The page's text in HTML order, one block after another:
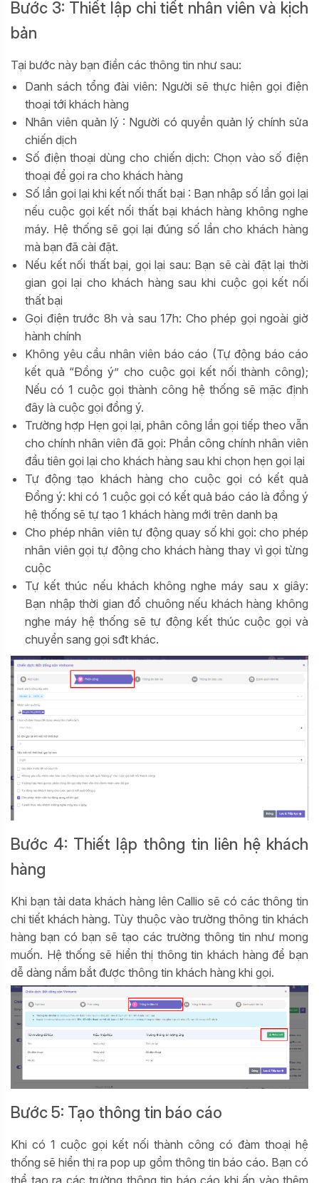
Bước 3: Thiết lập chi tiết nhân viên và kịch
bản
Tại bước này bạn điền các thông tin như sau:
Danh sách tổng đài viên: Người sẽ thực hiện gọi điện
thoại tới khách hàng
Nhân viên quản lý : Người có quyền quản lý chính sửa
chiến dịch
Số điện thoại dùng cho chiến dịch: Chọn vào số điện
thoại để gọi ra cho khách hàng
Số lần gọi lại khi kết nối thất bại : Bạn nhập số lần gọi lại
nếu cuộc gọi kết nối thất bại khách hàng không nghe
máy. Hệ thống sẽ gọi lại đúng số lần cho khách hàng
mà bạn đã cài đặt.
Nếu kết nối thất bại, gọi lại sau: Bạn sẽ cài đặt lại thời
gian gọi lại cho khách hàng sau khi cuộc gọi kết nối
thất bại
Gọi điện trước 8h và sau 17h: Cho phép gọi ngoài giờ
hành chính
Không yêu cầu nhân viên báo cáo (Tự động báo cáo
kết quả “Đồng ý” cho cuộc gọi kết nối thành công);
Nếu có 1 cuộc gọi thành công hệ thống sẽ mặc định
đây là cuộc gọi đồng ý.
Trường hợp Hẹn gọi lại, phân công lần gọi tiếp theo vẫn
cho chính nhân viên đã gọi: Phần công chính nhân viên
đầu tiên gọi lại cho khách hàng sau khi chọn hẹn gọi lại
Tự động tạo khách hàng cho cuộc gọi có kết quả
Đồng ý: khi có 1 cuộc gọi có kết quả báo cáo là đồng ý
hệ thống sẽ tự tạo 1 khách hàng mới trên danh bạ
Cho phép nhân viên tự động quay số khi gọi: cho phép
nhân viên gọi tự động cho khách hàng thay vì gọi từng
cuộc
Tự kết thúc nếu khách không nghe máy sau x giây:
Bạn nhập thời gian đổ chuông nếu khách hàng không
nghe máy hệ thống sẽ tự động kết thúc cuộc gọi và
chuyển sang gọi sđt khác.
Bước 4: Thiết lập thông tin liên hệ khách
hàng
Khi bạn tải data khách hàng lên Callio sẽ có các thông tin
chi tiết khách hàng. Tùy thuộc vào trường thông tin khách
hàng bạn có bạn sẽ tạo các trường thông tin như mong
muốn. Hệ thống sẽ hiển thị thông tin khách hàng để bạn
dễ dàng nắm bắt được thông tin khách hàng khi gọi.
Bước 5: Tạo thông tin báo cáo
Khi có 1 cuộc gọi kết nối thành công có đàm thoại hệ
thống sẽ hiển thị ra pop up gồm thông tin báo cáo. Bạn có
thể tạo ra các trường thông tin báo cáo khi ấn vào thêm